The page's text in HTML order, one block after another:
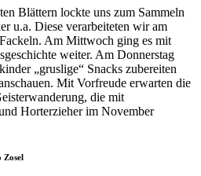
Blättern lockte uns zum Sammeln
u.a. Diese verarbeiteten wir am
Am Mittwoch ging es mit
weiter. Am Donnerstag
„gruslige“ Snacks zubereiten
Mit Vorfreude erwarten die
die mit
Horterzieher im November
Zosel